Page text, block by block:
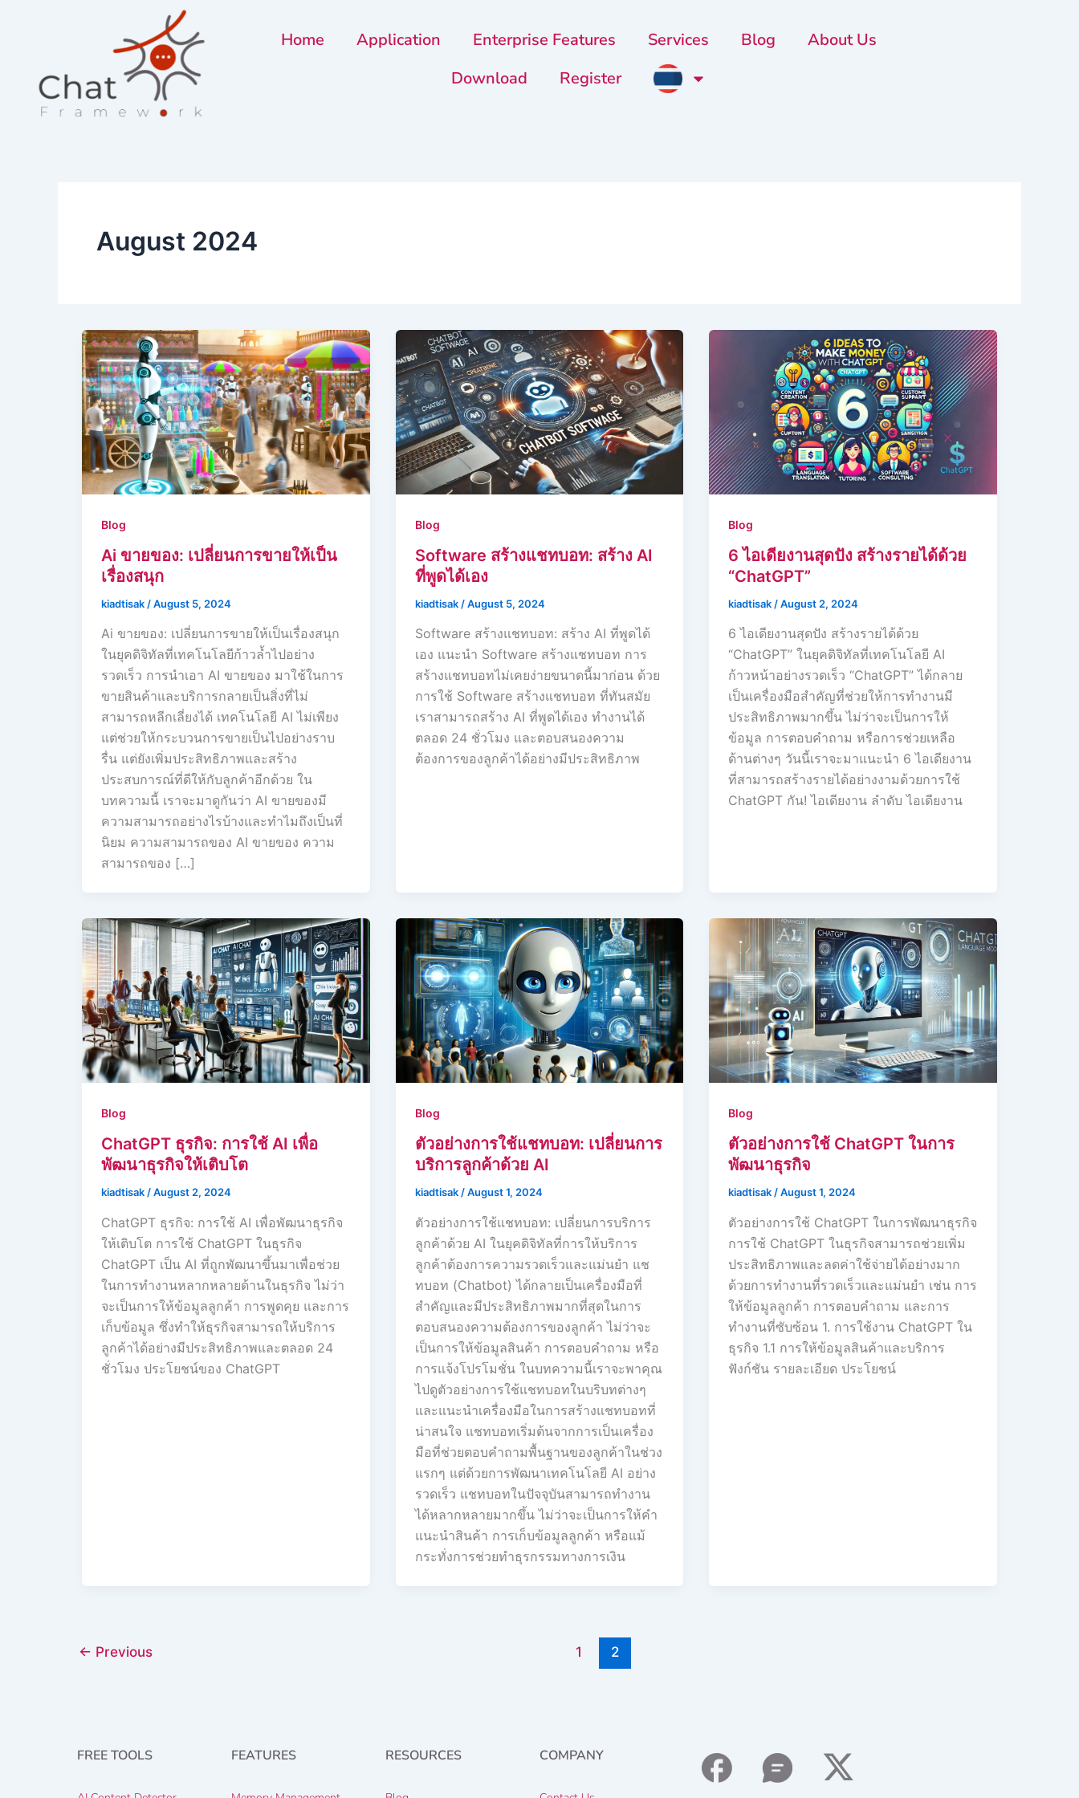
Home Application Enterprise Features Services Blog
About Us
Download
Register
August 2024
Blog
Ai ขายของ: เปลี่ยนการขายให้เป็น
เรื่องสนุก
kiadtisak /August 5, 2024
Ai ขายของ: เปลี่ยนการขายให้เป็นเรื่องสนุก
ในยุคดิจิทัลที่เทคโนโลยีก้าวล้ำไปอย่าง
รวดเร็ว การนำเอา AI ขายของ มาใช้ในการ
ขายสินค้าและบริการกลายเป็นสิ่งที่ไม่
สามารถหลีกเลี่ยงได้ เทคโนโลยี AI ไม่เพียง
แต่ช่วยให้กระบวนการขายเป็นไปอย่างราบ
รื่น แต่ยังเพิ่มประสิทธิภาพและสร้าง
ประสบการณ์ที่ดีให้กับลูกค้าอีกด้วย ใน
บทความนี้ เราจะมาดูกันว่า AI ขายของมี
ความสามารถอย่างไรบ้างและทำไมถึงเป็นที่
นิยม ความสามารถของ AI ขายของ ความ
สามารถของ […]
Blog
Software สร้างแชทบอท: สร้าง AI
ที่พูดได้เอง
kiadtisak /August 5, 2024
Software สร้างแชทบอท: สร้าง AI ที่พูดได้
เอง แนะนำ Software สร้างแชทบอท การ
สร้างแชทบอทไม่เคยง่ายขนาดนี้มาก่อน ด้วย
การใช้ Software สร้างแชทบอท ที่ทันสมัย
เราสามารถสร้าง AI ที่พูดได้เอง ทำงานได้
ตลอด 24 ชั่วโมง และตอบสนองความ
ต้องการของลูกค้าได้อย่างมีประสิทธิภาพ
Blog
6 ไอเดียงานสุดปัง สร้างรายได้ด้วย
“ChatGPT”
kiadtisak /August 2, 2024
6 ไอเดียงานสุดปัง สร้างรายได้ด้วย
“ChatGPT” ในยุคดิจิทัลที่เทคโนโลยี AI
ก้าวหน้าอย่างรวดเร็ว “ChatGPT” ได้กลาย
เป็นเครื่องมือสำคัญที่ช่วยให้การทำงานมี
ประสิทธิภาพมากขึ้น ไม่ว่าจะเป็นการให้
ข้อมูล การตอบคำถาม หรือการช่วยเหลือ
ด้านต่างๆ วันนี้เราจะมาแนะนำ 6 ไอเดียงาน
ที่สามารถสร้างรายได้อย่างงามด้วยการใช้
ChatGPT กัน! ไอเดียงาน ลำดับ ไอเดียงาน
Blog
ChatGPT ธุรกิจ: การใช้ AI เพื่อ
พัฒนาธุรกิจให้เติบโต
kiadtisak /August 2, 2024
ChatGPT ธุรกิจ: การใช้ AI เพื่อพัฒนาธุรกิจ
ให้เติบโต การใช้ ChatGPT ในธุรกิจ
ChatGPT เป็น AI ที่ถูกพัฒนาขึ้นมาเพื่อช่วย
ในการทำงานหลากหลายด้านในธุรกิจ ไม่ว่า
จะเป็นการให้ข้อมูลลูกค้า การพูดคุย และการ
เก็บข้อมูล ซึ่งทำให้ธุรกิจสามารถให้บริการ
ลูกค้าได้อย่างมีประสิทธิภาพและตลอด 24
ชั่วโมง ประโยชน์ของ ChatGPT
Blog
ตัวอย่างการใช้แชทบอท: เปลี่ยนการ
บริการลูกค้าด้วย AI
kiadtisak /August 1, 2024
ตัวอย่างการใช้แชทบอท: เปลี่ยนการบริการ
ลูกค้าด้วย AI ในยุคดิจิทัลที่การให้บริการ
ลูกค้าต้องการความรวดเร็วและแม่นยำ แช
ทบอท (Chatbot) ได้กลายเป็นเครื่องมือที่
สำคัญและมีประสิทธิภาพมากที่สุดในการ
ตอบสนองความต้องการของลูกค้า ไม่ว่าจะ
เป็นการให้ข้อมูลสินค้า การตอบคำถาม หรือ
การแจ้งโปรโมชั่น ในบทความนี้เราจะพาคุณ
ไปดูตัวอย่างการใช้แชทบอทในบริบทต่างๆ
และแนะนำเครื่องมือในการสร้างแชทบอทที่
น่าสนใจ แชทบอทเริ่มต้นจากการเป็นเครื่อง
มือที่ช่วยตอบคำถามพื้นฐานของลูกค้าในช่วง
แรกๆ แต่ด้วยการพัฒนาเทคโนโลยี AI อย่าง
รวดเร็ว แชทบอทในปัจจุบันสามารถทำงาน
ได้หลากหลายมากขึ้น ไม่ว่าจะเป็นการให้คำ
แนะนำสินค้า การเก็บข้อมูลลูกค้า หรือแม้
กระทั่งการช่วยทำธุรกรรมทางการเงิน
Blog
ตัวอย่างการใช้ ChatGPT ในการ
พัฒนาธุรกิจ
kiadtisak /August 1, 2024
ตัวอย่างการใช้ ChatGPT ในการพัฒนาธุรกิจ
การใช้ ChatGPT ในธุรกิจสามารถช่วยเพิ่ม
ประสิทธิภาพและลดค่าใช้จ่ายได้อย่างมาก
ด้วยการทำงานที่รวดเร็วและแม่นยำ เช่น การ
ให้ข้อมูลลูกค้า การตอบคำถาม และการ
ทำงานที่ซับซ้อน 1. การใช้งาน ChatGPT ใน
ธุรกิจ 1.1 การให้ข้อมูลสินค้าและบริการ
ฟังก์ชัน รายละเอียด ประโยชน์
← Previous 1 2
FREE TOOLS FEATURES RESOURCES COMPANY